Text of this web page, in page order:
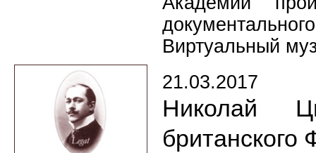
Виртуальный
21.03.2017
Николай
британского